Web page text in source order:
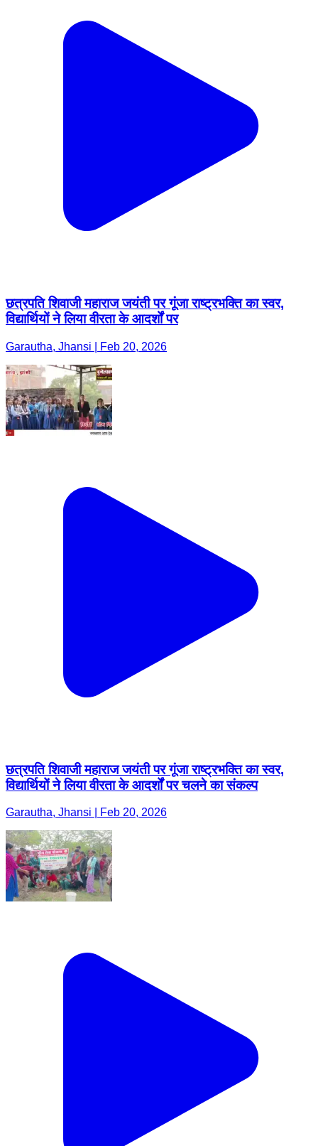
छत्रपति शिवाजी महाराज जयंती पर गूंजा राष्ट्रभक्ति का स्वर,
विद्यार्थियों ने लिया वीरता के आदर्शों पर
Garautha, Jhansi | Feb 20, 2026
छत्रपति शिवाजी महाराज जयंती पर गूंजा राष्ट्रभक्ति का स्वर,
विद्यार्थियों ने लिया वीरता के आदर्शों पर चलने का संकल्प
Garautha, Jhansi | Feb 20, 2026